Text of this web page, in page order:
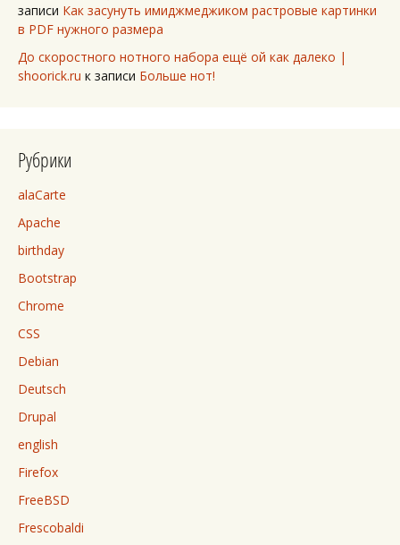
записи Как засунуть имиджмеджиком растровые картинки
в PDF нужного размера
До скоростного нотного набора ещё ой как далеко |
shoorick.ru к записи Больше нот!
Рубрики
alaCarte
Apache
birthday
Bootstrap
Chrome
CSS
Debian
Deutsch
Drupal
english
Firefox
FreeBSD
Frescobaldi